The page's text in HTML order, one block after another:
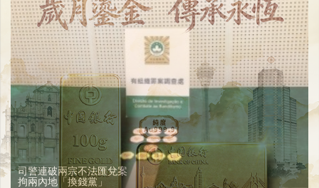
司警連破兩宗不法匯兌案
拘兩內地「換錢黨」